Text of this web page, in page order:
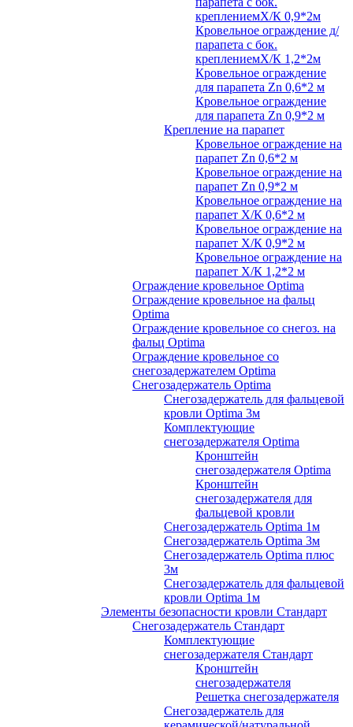
креплениемХ/К 0,9*2м
Кровельное ограждение д/
парапета с бок.
креплениемХ/К 1,2*2м
Кровельное ограждение
для парапета Zn 0,6*2 м
Кровельное ограждение
для парапета Zn 0,9*2 м
Крепление на парапет
Кровельное ограждение на
парапет Zn 0,6*2 м
Кровельное ограждение на
парапет Zn 0,9*2 м
Кровельное ограждение на
парапет Х/К 0,6*2 м
Кровельное ограждение на
парапет Х/К 0,9*2 м
Кровельное ограждение на
парапет Х/К 1,2*2 м
Ограждение кровельное Optima
Ограждение кровельное на фальц
Optima
Ограждение кровельное со снегоз. на
фальц Optima
Ограждение кровельное со
снегозадержателем Optima
Снегозадержатель Optima
Снегозадержатель для фальцевой
кровли Optima 3м
Комплектующие
снегозадержателя Optima
Кронштейн
снегозадержателя Optima
Кронштейн
снегозадержателя для
фальцевой кровли
Снегозадержатель Optima 1м
Снегозадержатель Optima 3м
Снегозадержатель Optima плюс
3м
Снегозадержатель для фальцевой
кровли Optima 1м
Элементы безопасности кровли Стандарт
Снегозадержатель Стандарт
Комплектующие
снегозадержателя Стандарт
Кронштейн
снегозадержателя
Решетка снегозадержателя
Снегозадержатель для